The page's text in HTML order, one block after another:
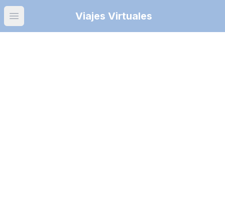
Open main menuViajes Virtuales